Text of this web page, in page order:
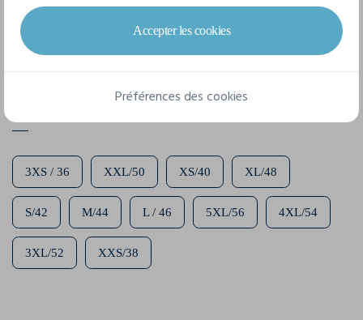
Composition
65% polyester/35% coton tissu ripstop. Tissu extensible
dans 4 directions : 93% polyamide/7% élasthanne.
3XS / 36 XXL/50 XS/40 XL/48
S/42 M/44 L / 46 5XL/56 4XL/54
3XL/52 XXS/38
Accepter les cookies
Préférences des cookies